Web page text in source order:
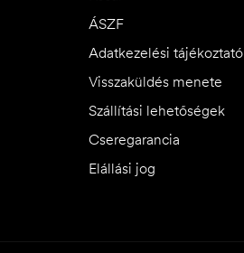
ÁSZF
Adatkezelési tájékoztató
Visszaküldés menete
Szállítási lehetőségek
Cseregarancia
Elállási jog